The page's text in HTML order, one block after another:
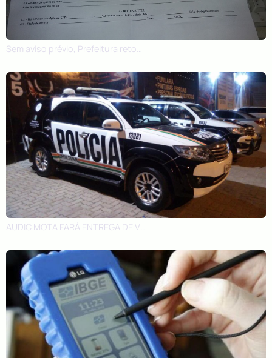
Sem aviso prévio, Prefeitura retoma cadastramento para o Cartão Gente
AUDIC MOTA FARÁ ENTREGA DE VIATURAS À PM DE AIUABA, QUITERIANÓPOLIS E PARAMBU